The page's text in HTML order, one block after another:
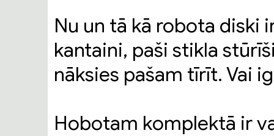
Nu un tā kā robota diski
kantaini, paši stikla
nāksies pašam tīrīt. Vai
Hobotam komplektā ir